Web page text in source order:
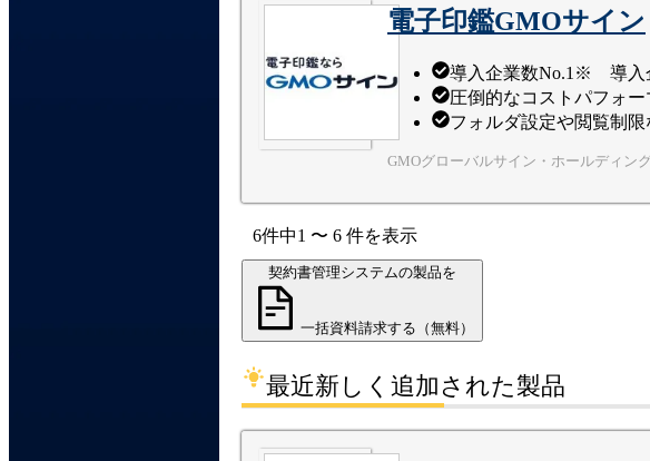
電子印鑑GMOサイン
導入企業数No.1※ 導入
圧倒的なコストパフォー
フォルダ設定や閲覧制
GMOグローバルサイン・ホールディン
6件中1 〜 6 件を表示
契約書管理システムの製品を
一括資料請求する（無料）
最近新しく追加された 製品